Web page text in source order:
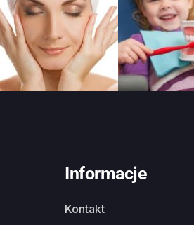
Informacje
Kontakt